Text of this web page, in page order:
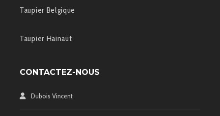
Taupier Belgique
Taupier Hainaut
CONTACTEZ-NOUS
Dubois Vincent